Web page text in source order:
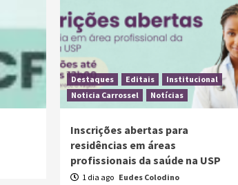
Destaques Editais
Institucional
Noticia Carrossel
Notícias
Inscrições abertas para
residências em áreas
profissionais da saúde na USP
1 dia ago Eudes Colodino